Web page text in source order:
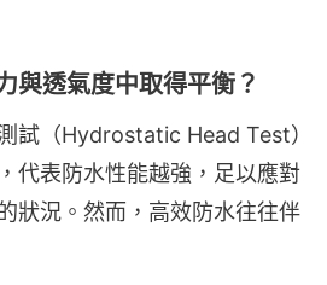
與透氣度中取得平衡？
試（Hydrostatic Head Test）
代表防水性能越強，足以應對
狀況。然而，高效防水往往伴